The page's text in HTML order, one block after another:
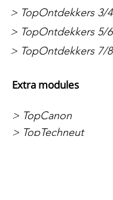
> TopOntdekkers 3/4
> TopOntdekkers 5/6
> TopOntdekkers 7/8
Extra modules
> TopCanon
> TopTechneut